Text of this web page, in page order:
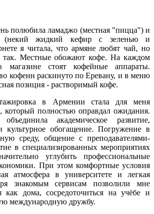
полюбила ламаджо (местная "пицца") и
(некий жидкий кефир с зеленью и
я читала, что армяне любят чай, но
так. Местные обожают кофе. На каждом
стоят кофейные аппараты.
кофеин раскинуто по Еревану, и в меню
позиция - растворимый кофе.
в Армении стала для меня
полностью оправдал ожидания.
академическое развитие,
культурное обогащение. Погружение в
среду, общение с преподавателями-
в специализированных мероприятиях
углубить профессиональные
При этом комфортные условия
атмосфера в университете и легкая
знакомым сервисам позволили мне
как дома, сосредоточиться на учёбе и
международную дружбу.